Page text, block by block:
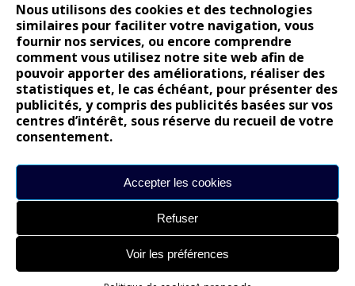
Nous utilisons des cookies et des technologies
similaires pour faciliter votre navigation, vous
fournir nos services, ou encore comprendre
comment vous utilisez notre site web afin de
pouvoir apporter des améliorations, réaliser des
statistiques et, le cas échéant, pour présenter des
publicités, y compris des publicités basées sur vos
centres d’intérêt, sous réserve du recueil de votre
consentement.
Accepter les cookies
Refuser
Voir les préférences
14 juillet : nouveau film de marque pour Citroën
Renault Espace : voyage, voyage…
Peugeot E-208 GTi : naissance d’une légende
COMMENTAIRES RÉCENTS
Bernard Dardartdans
Gilly
gyo
Lancia Ypsilon : naturellement envoûtante ?